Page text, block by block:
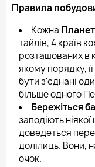
Правила
Кожна
тайлів, 4 країв
розташованих в
якому порядку,
бути з'єднані
більше одного
Бережіться
заподіють
доведеться
долілиць. Вони,
очок.